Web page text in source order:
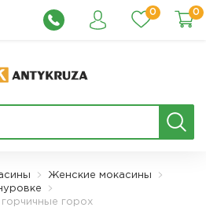
0 0
Женские мокасины
горох